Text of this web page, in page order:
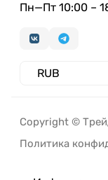
Пн—Пт 10:00 –
Copyright ©
Политика